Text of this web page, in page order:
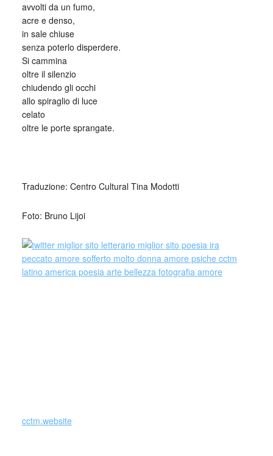
avvolti da un fumo,
acre e denso,
in sale chiuse
senza poterlo disperdere.
Si cammina
oltre il silenzio
chiudendo gli occhi
allo spiraglio di luce
celato
oltre le porte sprangate.
Traduzione: Centro Cultural Tina Modotti
Foto: Bruno Lijoi
cctm.website